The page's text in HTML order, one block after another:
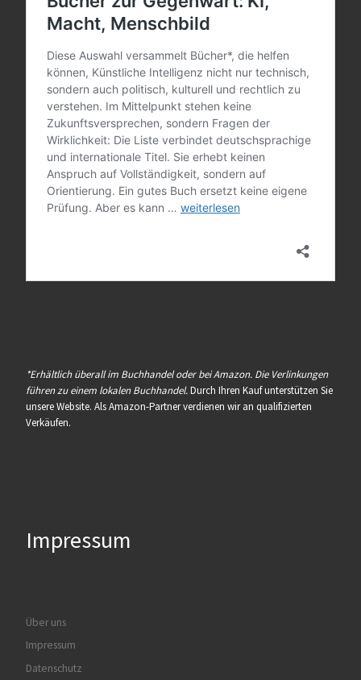
*Erhältlich überall im Buchhandel oder bei Amazon. Die Verlinkungen
führen zu einem lokalen Buchhandel.Durch Ihren Kauf unterstützen Sie
unsere Website. Als Amazon-Partner verdienen wir an qualifizierten
Verkäufen.
Impressum
Über uns
Impressum
Datenschutz